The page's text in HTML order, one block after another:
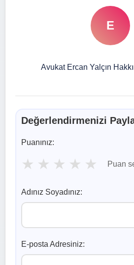
E
Avukat Ercan Yalçın
Değerlendirmenizi
Puanınız:
★ ★ ★ ★ ★ Puan
Adınız Soyadınız:
E-posta Adresiniz: